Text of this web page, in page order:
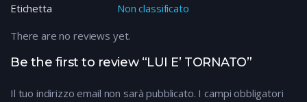
Etichetta
Non classificato
Be the first to review “LUI E’ TORNATO”
Il tuo indirizzo email non sarà pubblicato. I campi obbligatori
There are no reviews yet.